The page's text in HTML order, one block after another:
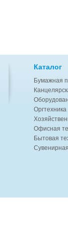
Каталог
Бумажная
Офисная
Бытовая